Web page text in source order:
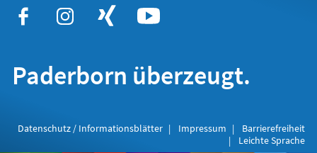
Paderborn überzeugt.
Datenschutz / Informationsblätter Impressum
Barrierefreiheit
Leichte Sprache